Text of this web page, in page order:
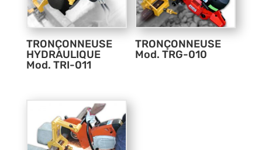
TRONÇONNEUSE
HYDRAULIQUE
Mod. TRI-011
TRONÇONNEUSE
Mod. TRG-010